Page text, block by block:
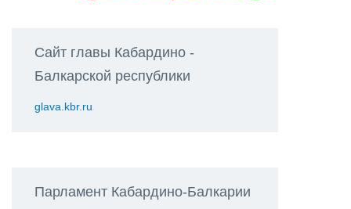
Сайт главы Кабардино -
Балкарской республики
glava.kbr.ru
Парламент Кабардино-Балкарии